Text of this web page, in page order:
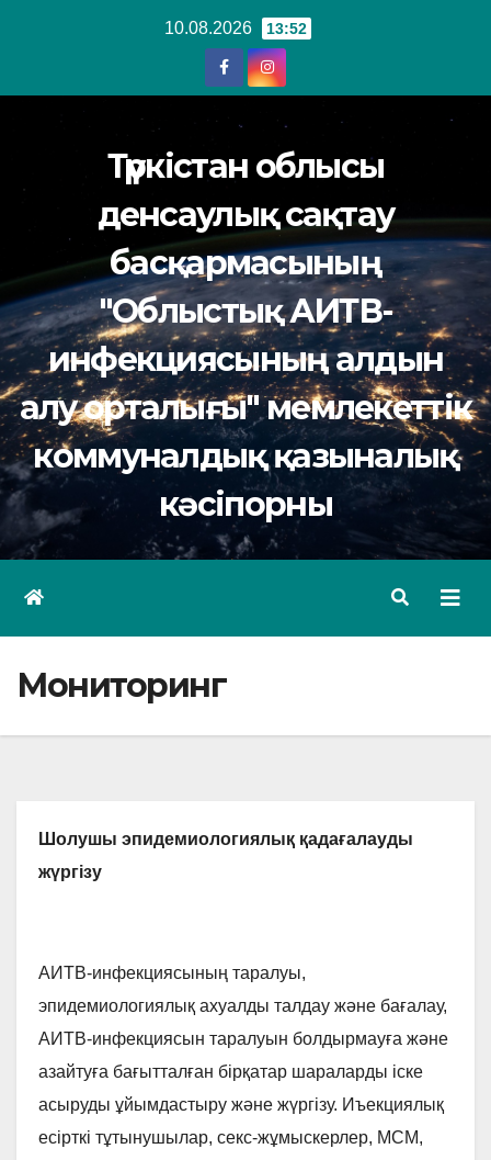
10.08.2026 13:52
Түркістан облысы
денсаулық сақтау
басқармасының
"Облыстық АИТВ-
инфекциясының алдын
алу орталығы" мемлекеттік
коммуналдық қазыналық
кәсіпорны
Мониторинг
Шолушы эпидемиологиялық қадағалауды
жүргізу
АИТВ-инфекциясының таралуы,
эпидемиологиялық ахуалды талдау және бағалау,
АИТВ-инфекциясын таралуын болдырмауға және
азайтуға бағытталған бірқатар шараларды іске
асыруды ұйымдастыру және жүргізу. Иъекциялық
есірткі тұтынушылар, секс-жұмыскерлер, МСМ,